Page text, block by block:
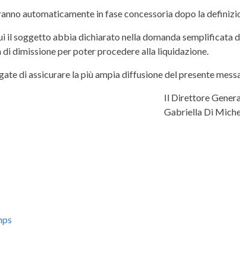
automaticamente in fase concessoria dopo la
il soggetto abbia dichiarato nella domanda
dimissione per poter procedere alla liquidazione.
di assicurare la più ampia diffusione del presente
Il Direttore
Gabriella Di